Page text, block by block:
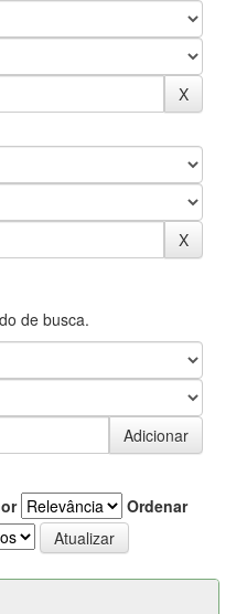
de busca.
Ordenar